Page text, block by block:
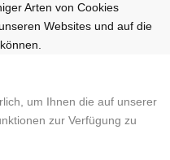
Arten von Cookies
Websites und auf die
um Ihnen die auf unserer
zur Verfügung zu